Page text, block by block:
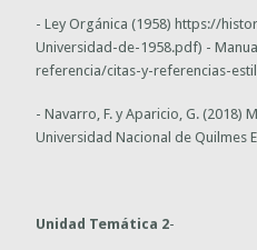
- Ley Orgánica (1958) https://
Universidad-de-1958.pdf) -
referencia/citas-y-referencias-
- Navarro, F. y Aparicio, G. (2018)
Universidad Nacional de Quilmes
Unidad Temática 2-